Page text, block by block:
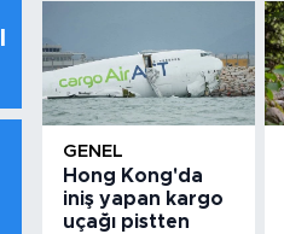
GENEL
Hong Kong'da
iniş yapan kargo
uçağı pistten